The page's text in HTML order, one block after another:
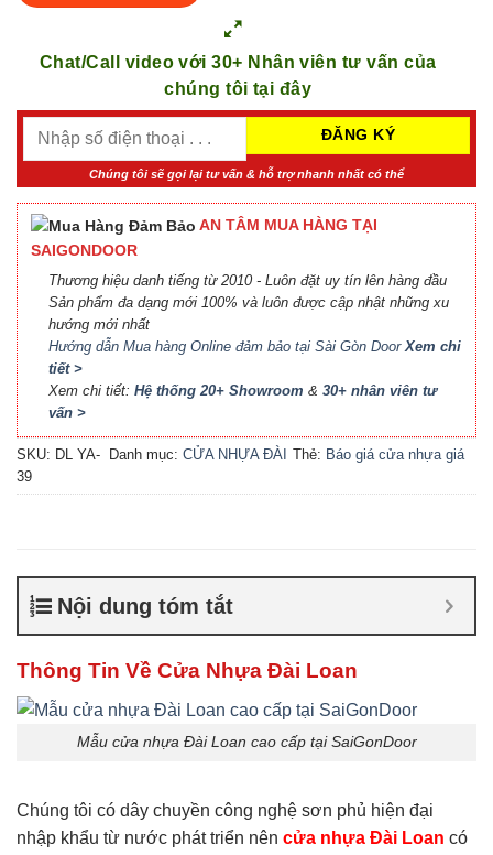
Chat/Call video với 30+ Nhân viên tư vấn của
chúng tôi tại đây
Chúng tôi sẽ gọi lại tư vấn & hỗ trợ nhanh nhất có thể
AN TÂM MUA HÀNG TẠI
SAIGONDOOR
Thương hiệu danh tiếng từ 2010 - Luôn đặt uy tín lên hàng đầu
Sản phẩm đa dạng mới 100% và luôn được cập nhật những xu
hướng mới nhất
Hướng dẫn Mua hàng Online đảm bảo tại Sài Gòn DoorXem chi
tiết >
Xem chi tiết: Hệ thống 20+ Showroom & 30+ nhân viên tư
vấn >
SKU: DL YA-
39
Danh mục: CỬA NHỰA ĐÀI Thẻ: Báo giá cửa nhựa giá
HCM,Cửa nhựa đúc Đài
Nội dung tóm tắt
Thông Tin Về Cửa Nhựa Đài Loan
Mẫu cửa nhựa Đài Loan cao cấp tại SaiGonDoor
Chúng tôi có dây chuyền công nghệ sơn phủ hiện đại
nhập khẩu từ nước phát triển nên cửa nhựa Đài Loan có